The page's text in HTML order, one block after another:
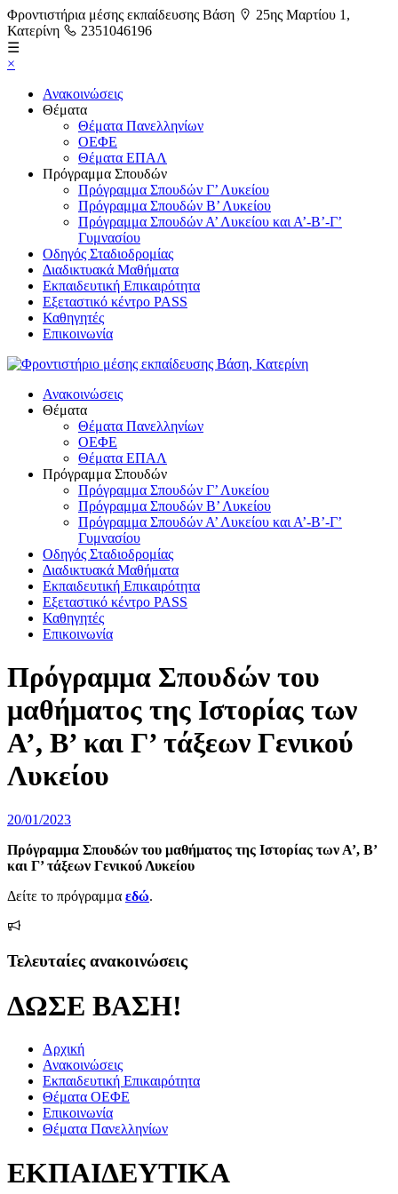
Φροντιστήρια μέσης εκπαίδευσης Βάση
25ης Μαρτίου 1,
Κατερίνη
2351046196
☰
×
Ανακοινώσεις
Θέματα
Θέματα Πανελληνίων
ΟΕΦΕ
Θέματα ΕΠΑΛ
Πρόγραμμα Σπουδών
Πρόγραμμα Σπουδών Γ’ Λυκείου
Πρόγραμμα Σπουδών Β’ Λυκείου
Πρόγραμμα Σπουδών Α’ Λυκείου και Α’-Β’-Γ’
Γυμνασίου
Οδηγός Σταδιοδρομίας
Διαδικτυακά Μαθήματα
Εκπαιδευτική Επικαιρότητα
Εξεταστικό κέντρο PASS
Καθηγητές
Επικοινωνία
Ανακοινώσεις
Θέματα
Θέματα Πανελληνίων
ΟΕΦΕ
Θέματα ΕΠΑΛ
Πρόγραμμα Σπουδών
Πρόγραμμα Σπουδών Γ’ Λυκείου
Πρόγραμμα Σπουδών Β’ Λυκείου
Πρόγραμμα Σπουδών Α’ Λυκείου και Α’-Β’-Γ’
Γυμνασίου
Οδηγός Σταδιοδρομίας
Διαδικτυακά Μαθήματα
Εκπαιδευτική Επικαιρότητα
Εξεταστικό κέντρο PASS
Καθηγητές
Επικοινωνία
Πρόγραμμα Σπουδών του
μαθήματος της Ιστορίας των
Α’, Β’ και Γ’ τάξεων Γενικού
Λυκείου
Δημοσιεύτηκε
20/01/2023
Πρόγραμμα Σπουδών του μαθήματος της Ιστορίας των Α’, Β’
και Γ’ τάξεων Γενικού Λυκείου
Δείτε το πρόγραμμα εδώ.
Τελευταίες ανακοινώσεις
ΔΩΣΕ ΒΑΣΗ!
Αρχική
Ανακοινώσεις
Εκπαιδευτική Επικαιρότητα
Θέματα ΟΕΦΕ
Επικοινωνία
Θέματα Πανελληνίων
ΕΚΠΑΙΔΕΥΤΙΚΑ